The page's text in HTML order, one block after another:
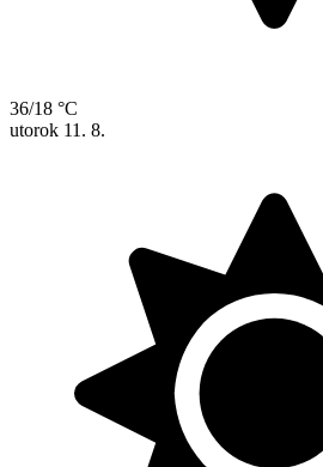
36/18 °C
utorok 11. 8.